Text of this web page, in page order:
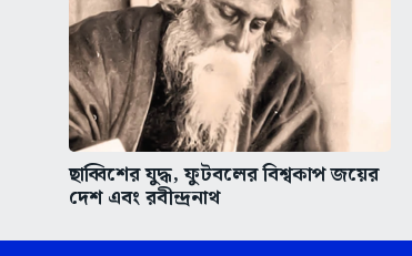
ছাব্বিশের যুদ্ধ, ফুটবলের বিশ্বকাপ জয়ের
দেশ এবং রবীন্দ্রনাথ